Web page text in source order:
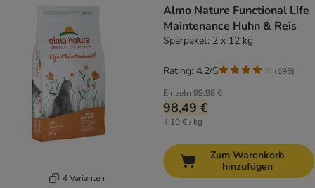
4 Varianten
Almo Nature Functional Life
Maintenance Huhn & Reis
Sparpaket: 2 x 12 kg
Einzeln 99,98 €
98,49 €
4,10 € / kg
Rating: 4.2/5 (596)
Zum Warenkorb
hinzufügen